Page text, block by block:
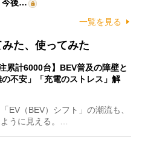
今後…
一覧を見る
た、使ってみた
累計6000台】BEV普及の障壁と
不安」「充電のストレス」解
EV（BEV）シフト」の潮流も、
うに見える。…